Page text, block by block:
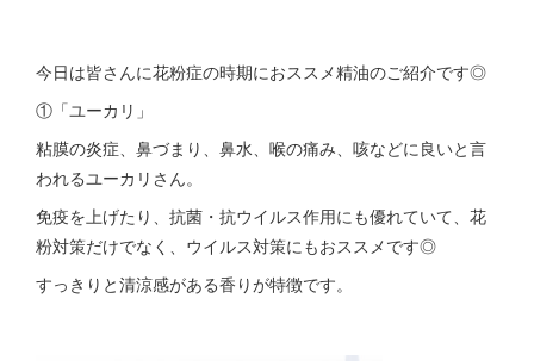
今日は皆さんに花粉症の時期におススメ精油のご紹介です◎
①「ユーカリ」
粘膜の炎症、鼻づまり、鼻水、喉の痛み、咳などに良いと言
われるユーカリさん。
免疫を上げたり、抗菌・抗ウイルス作用にも優れていて、花
粉対策だけでなく、ウイルス対策にもおススメです◎
すっきりと清涼感がある香りが特徴です。